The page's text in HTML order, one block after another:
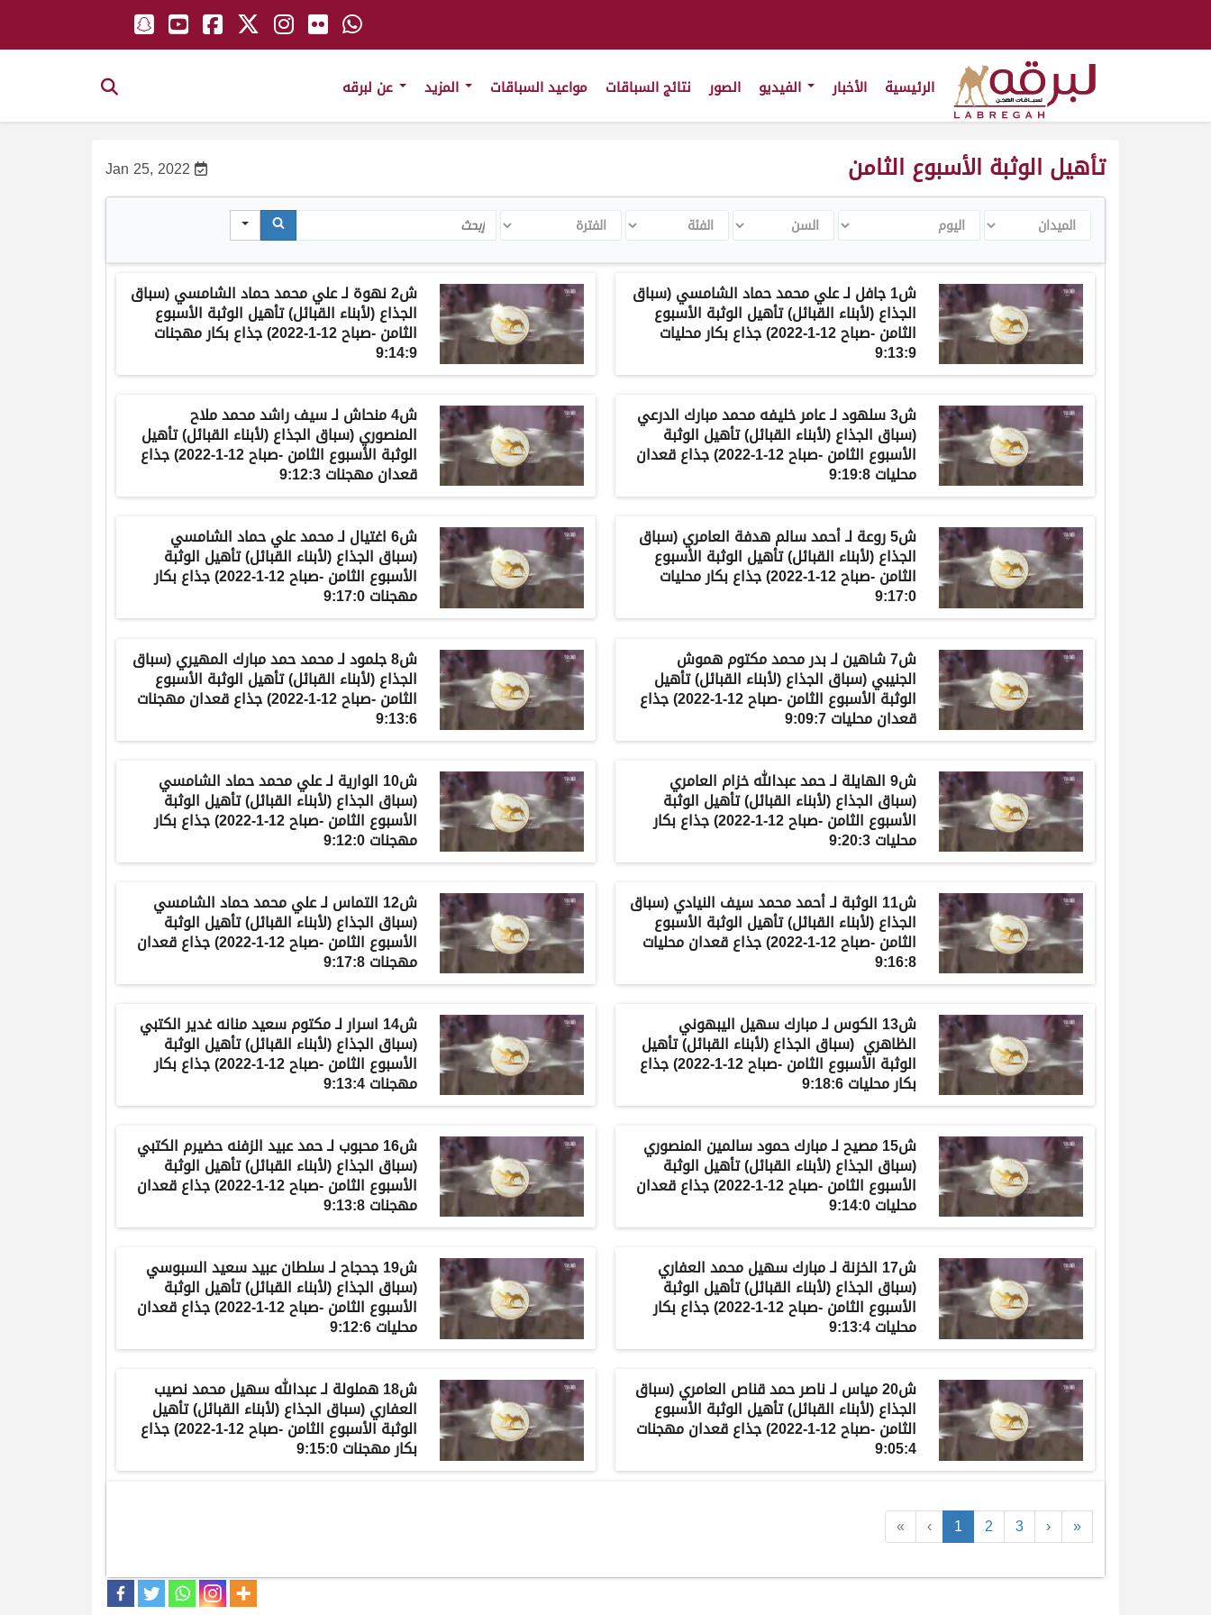
الرئيسية الأخبار الصور نتائج السباقات مواعيد السباقات
Jan 25, 2022 تأهيل الوثبة الأسبوع الثامن
الميدان اليوم السن الفئة الفترة Search
« ‹ 1 2 3 › »
ش1 جافل لـ علي محمد حماد الشامسي (سباق
الجذاع (لأبناء القبائل) تأهيل الوثبة الأسبوع
الثامن -صباح 12-1-2022) جذاع بكار محليات
9:13:9
ش2 نهوة لـ علي محمد حماد الشامسي (سباق
الجذاع (لأبناء القبائل) تأهيل الوثبة الأسبوع
الثامن -صباح 12-1-2022) جذاع بكار مهجنات
9:14:9
ش3 سلهود لـ عامر خليفه محمد مبارك الدرعي
(سباق الجذاع (لأبناء القبائل) تأهيل الوثبة
الأسبوع الثامن -صباح 12-1-2022) جذاع قعدان
محليات 9:19:8
ش4 منحاش لـ سيف راشد محمد ملاح
المنصوري (سباق الجذاع (لأبناء القبائل) تأهيل
الوثبة الأسبوع الثامن -صباح 12-1-2022) جذاع
قعدان مهجنات 9:12:3
ش5 روعة لـ أحمد سالم هدفة العامري (سباق
الجذاع (لأبناء القبائل) تأهيل الوثبة الأسبوع
الثامن -صباح 12-1-2022) جذاع بكار محليات
9:17:0
ش6 اغتيال لـ محمد علي حماد الشامسي
(سباق الجذاع (لأبناء القبائل) تأهيل الوثبة
الأسبوع الثامن -صباح 12-1-2022) جذاع بكار
مهجنات 9:17:0
ش7 شاهين لـ بدر محمد مكتوم هموش
الجنيبي (سباق الجذاع (لأبناء القبائل) تأهيل
الوثبة الأسبوع الثامن -صباح 12-1-2022) جذاع
قعدان محليات 9:09:7
ش8 جلمود لـ محمد حمد مبارك المهيري (سباق
الجذاع (لأبناء القبائل) تأهيل الوثبة الأسبوع
الثامن -صباح 12-1-2022) جذاع قعدان مهجنات
9:13:6
ش9 الهايلة لـ حمد عبدالله خزام العامري
(سباق الجذاع (لأبناء القبائل) تأهيل الوثبة
الأسبوع الثامن -صباح 12-1-2022) جذاع بكار
محليات 9:20:3
ش10 الوارية لـ علي محمد حماد الشامسي
(سباق الجذاع (لأبناء القبائل) تأهيل الوثبة
الأسبوع الثامن -صباح 12-1-2022) جذاع بكار
مهجنات 9:12:0
ش11 الوثبة لـ أحمد محمد سيف النيادي (سباق
الجذاع (لأبناء القبائل) تأهيل الوثبة الأسبوع
الثامن -صباح 12-1-2022) جذاع قعدان محليات
9:16:8
ش12 التماس لـ علي محمد حماد الشامسي
(سباق الجذاع (لأبناء القبائل) تأهيل الوثبة
الأسبوع الثامن -صباح 12-1-2022) جذاع قعدان
مهجنات 9:17:8
ش13 الكوس لـ مبارك سهيل اليبهوني
الظاهري (سباق الجذاع (لأبناء القبائل) تأهيل
الوثبة الأسبوع الثامن -صباح 12-1-2022) جذاع
بكار محليات 9:18:6
ش14 اسرار لـ مكتوم سعيد منانه غدير الكتبي
(سباق الجذاع (لأبناء القبائل) تأهيل الوثبة
الأسبوع الثامن -صباح 12-1-2022) جذاع بكار
مهجنات 9:13:4
ش15 مصيح لـ مبارك حمود سالمين المنصوري
(سباق الجذاع (لأبناء القبائل) تأهيل الوثبة
الأسبوع الثامن -صباح 12-1-2022) جذاع قعدان
محليات 9:14:0
ش16 محبوب لـ حمد عبيد الزفنه حضيرم الكتبي
(سباق الجذاع (لأبناء القبائل) تأهيل الوثبة
الأسبوع الثامن -صباح 12-1-2022) جذاع قعدان
مهجنات 9:13:8
ش17 الخزنة لـ مبارك سهيل محمد العفاري
(سباق الجذاع (لأبناء القبائل) تأهيل الوثبة
الأسبوع الثامن -صباح 12-1-2022) جذاع بكار
محليات 9:13:4
ش19 جحجاح لـ سلطان عبيد سعيد السبوسي
(سباق الجذاع (لأبناء القبائل) تأهيل الوثبة
الأسبوع الثامن -صباح 12-1-2022) جذاع قعدان
محليات 9:12:6
ش20 مياس لـ ناصر حمد قناص العامري (سباق
الجذاع (لأبناء القبائل) تأهيل الوثبة الأسبوع
الثامن -صباح 12-1-2022) جذاع قعدان مهجنات
9:05:4
ش18 هملولة لـ عبدالله سهيل محمد نصيب
العفاري (سباق الجذاع (لأبناء القبائل) تأهيل
الوثبة الأسبوع الثامن -صباح 12-1-2022) جذاع
بكار مهجنات 9:15:0